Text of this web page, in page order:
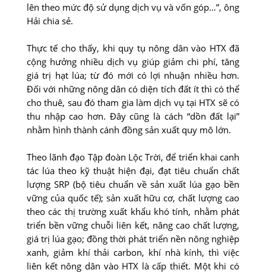
lên theo mức độ sử dụng dịch vụ và vốn góp…”, ông
Hải chia sẻ.
Thực tế cho thấy, khi quy tụ nông dân vào HTX đã
cộng hưởng nhiều dịch vụ giúp giảm chi phí, tăng
giá trị hạt lúa; từ đó mới có lợi nhuận nhiều hơn.
Đối với những nông dân có diện tích đất ít thì có thể
cho thuê, sau đó tham gia làm dịch vụ tại HTX sẽ có
thu nhập cao hơn. Đây cũng là cách “dồn đất lại”
nhằm hình thành cánh đồng sản xuất quy mô lớn.
Theo lãnh đạo Tập đoàn Lộc Trời, để triển khai canh
tác lúa theo kỹ thuật hiện đại, đạt tiêu chuẩn chất
lượng SRP (bộ tiêu chuẩn về sản xuất lúa gạo bền
vững của quốc tế); sản xuất hữu cơ, chất lượng cao
theo các thị trường xuất khẩu khó tính, nhằm phát
triển bền vững chuỗi liên kết, nâng cao chất lượng,
giá trị lúa gạo; đồng thời phát triển nền nông nghiệp
xanh, giảm khí thải carbon, khí nhà kính, thì việc
liên kết nông dân vào HTX là cấp thiết. Một khi có